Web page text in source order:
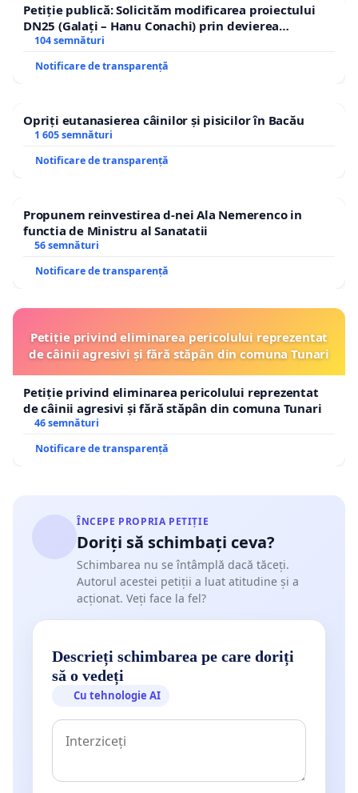
Petiție publică: Solicităm modificarea proiectului
DN25 (Galați – Hanu Conachi) prin devierea
traseului în afara localităților!
104 semnături
Notificare de transparență
Opriți eutanasierea câinilor și pisicilor în Bacău
1 605 semnături
Notificare de transparență
Propunem reinvestirea d-nei Ala Nemerenco in
functia de Ministru al Sanatatii
56 semnături
Notificare de transparență
Petiție privind eliminarea pericolului reprezentat
de câinii agresivi și fără stăpân din comuna Tunari
Petiție privind eliminarea pericolului reprezentat
de câinii agresivi și fără stăpân din comuna Tunari
46 semnături
Notificare de transparență
ÎNCEPE PROPRIA PETIȚIE
Doriți să schimbați ceva?
Schimbarea nu se întâmplă dacă tăceți.
Autorul acestei petiții a luat atitudine și a
acționat. Veți face la fel?
Descrieți schimbarea pe care doriți
să o vedeți
Cu tehnologie AI